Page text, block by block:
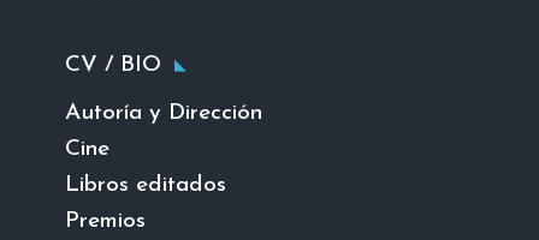
CV / BIO
Autoría y Dirección
Cine
Libros editados
Premios